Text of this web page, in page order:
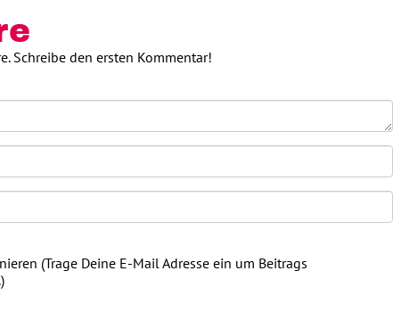
Schreibe den ersten Kommentar!
(Trage Deine E-Mail Adresse ein um Beitrags